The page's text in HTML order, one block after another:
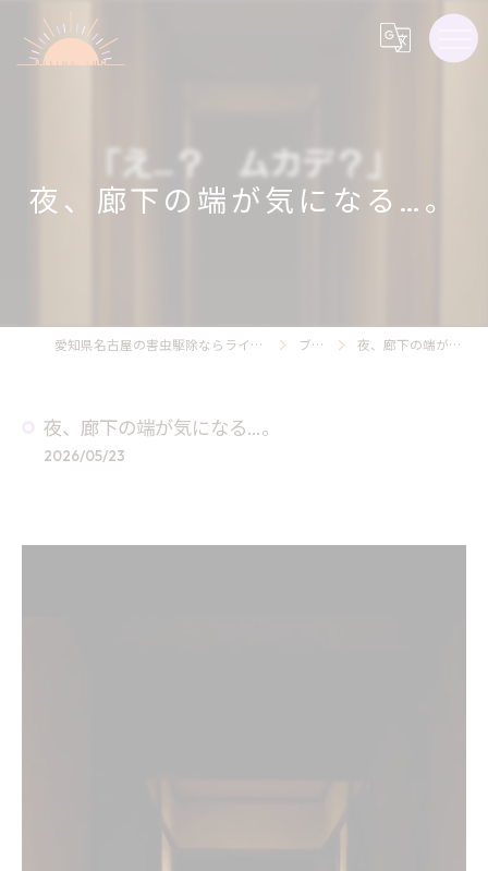
夜、廊下の端が気になる…。
愛知県名古屋の害虫駆除ならライジング・サン害虫駆除 ブログ 夜、廊下の端が気になる…。
夜、廊下の端が気になる…。
2026/05/23